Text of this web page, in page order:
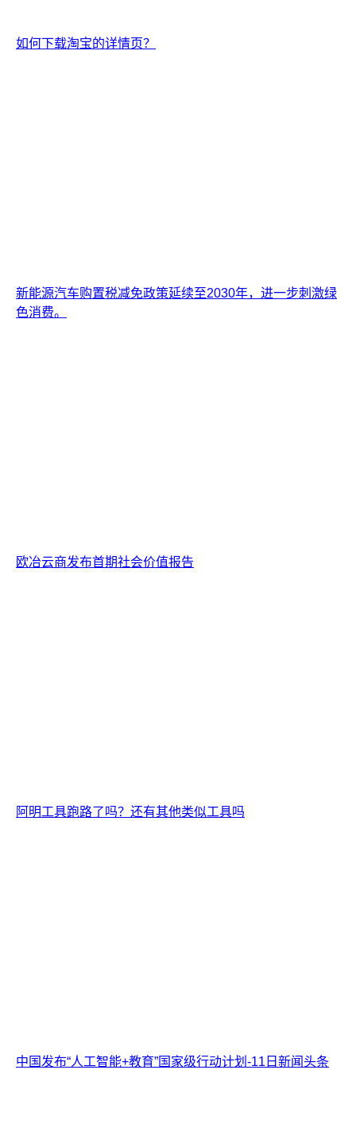
如何下载淘宝的详情页？
新能源汽车购置税减免政策延续至2030年，进一步刺激绿
色消费。
欧冶云商发布首期社会价值报告
阿明工具跑路了吗？还有其他类似工具吗
中国发布“人工智能+教育”国家级行动计划-11日新闻头条